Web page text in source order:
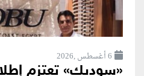
6 أغسطس ,2026
«سوديك» تعتزم